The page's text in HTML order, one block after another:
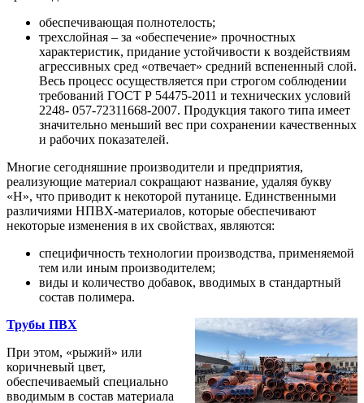
обеспечивающая полнотелость;
трехслойная – за «обеспечение» прочностных
характеристик, придание устойчивости к воздействиям
агрессивных сред «отвечает» средний вспененный слой.
Весь процесс осуществляется при строгом соблюдении
требований ГОСТ Р 54475-2011 и технических условий
2248- 057-72311668-2007. Продукция такого типа имеет
значительно меньший вес при сохранении качественных
и рабочих показателей.
Многие сегодняшние производители и предприятия,
реализующие материал сокращают название, удаляя букву
«Н», что приводит к некоторой путанице. Единственными
различиями НПВХ-материалов, которые обеспечивают
некоторые изменения в их свойствах, являются:
специфичность технологии производства, применяемой
тем или иным производителем;
виды и количество добавок, вводимых в стандартный
состав полимера.
Трубы ПВХ
При этом, «рыжий» или
коричневый цвет,
обеспечиваемый специально
вводимым в состав материала